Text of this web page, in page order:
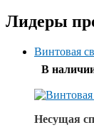
Лидеры
Винтовая
В
Несущая